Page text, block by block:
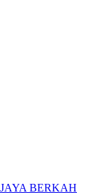
BERKAH